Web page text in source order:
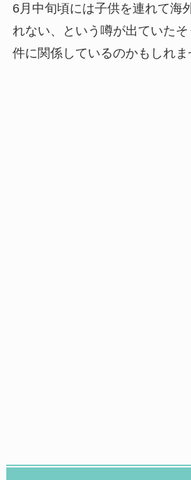
6月中旬頃には子供を連れて海
れない、という噂が出ていた
件に関係しているのかもしれま